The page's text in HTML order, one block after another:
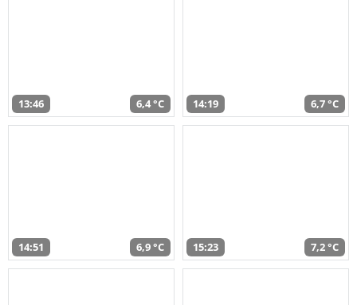
13:46 6,4 °C 14:19 6,7 °C
14:51 6,9 °C 15:23 7,2 °C